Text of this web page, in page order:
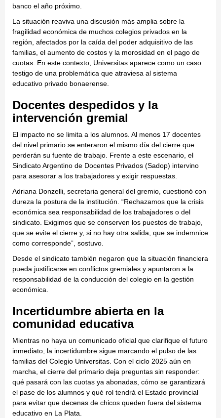
banco el año próximo.
La situación reaviva una discusión más amplia sobre la
fragilidad económica de muchos colegios privados en la
región, afectados por la caída del poder adquisitivo de las
familias, el aumento de costos y la morosidad en el pago de
cuotas. En este contexto, Universitas aparece como un caso
testigo de una problemática que atraviesa al sistema
educativo privado bonaerense.
Docentes despedidos y la
intervención gremial
El impacto no se limita a los alumnos. Al menos 17 docentes
del nivel primario se enteraron el mismo día del cierre que
perderán su fuente de trabajo. Frente a este escenario, el
Sindicato Argentino de Docentes Privados (Sadop) intervino
para asesorar a los trabajadores y exigir respuestas.
Adriana Donzelli, secretaria general del gremio, cuestionó con
dureza la postura de la institución. “Rechazamos que la crisis
económica sea responsabilidad de los trabajadores o del
sindicato. Exigimos que se conserven los puestos de trabajo,
que se evite el cierre y, si no hay otra salida, que se indemnice
como corresponde”, sostuvo.
Desde el sindicato también negaron que la situación financiera
pueda justificarse en conflictos gremiales y apuntaron a la
responsabilidad de la conducción del colegio en la gestión
económica.
Incertidumbre abierta en la
comunidad educativa
Mientras no haya un comunicado oficial que clarifique el futuro
inmediato, la incertidumbre sigue marcando el pulso de las
familias del Colegio Universitas. Con el ciclo 2025 aún en
marcha, el cierre del primario deja preguntas sin responder:
qué pasará con las cuotas ya abonadas, cómo se garantizará
el pase de los alumnos y qué rol tendrá el Estado provincial
para evitar que decenas de chicos queden fuera del sistema
educativo en La Plata.